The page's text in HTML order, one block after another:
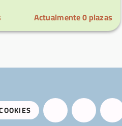
Actualmente0plazas